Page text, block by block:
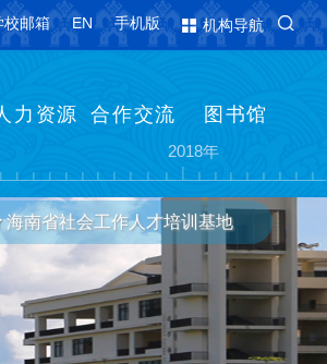
校邮箱 EN 手机版 机构导航
力资源 合作交流 图书馆
洋学院
海南省海洋与渔业科学院整建制转隶
2018年
海南省社会工作人才培训基地